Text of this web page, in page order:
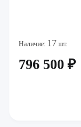
Наличие: 17 шт.
796 500 ₽